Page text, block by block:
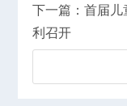
下一篇：首届
利召开